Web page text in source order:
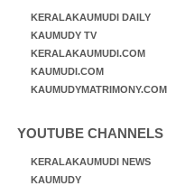
KERALAKAUMUDI DAILY
KAUMUDY TV
KERALAKAUMUDI.COM
KAUMUDI.COM
KAUMUDYMATRIMONY.COM
YOUTUBE CHANNELS
KERALAKAUMUDI NEWS
KAUMUDY